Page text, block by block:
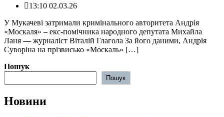
13:10 02.03.26
У Мукачеві затримали кримінального авторитета Андрія
«Москаля» – екс-помічника народного депутата Михайла
Ланя — журналіст Віталій Глагола За його даними, Андрія
Суворіна на прізвисько «Москаль» […]
Пошук
Пошук
Новини